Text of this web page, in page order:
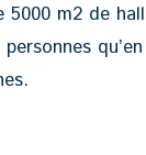
m2 de